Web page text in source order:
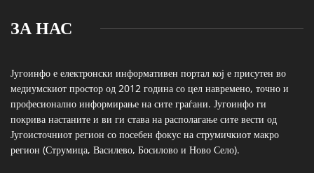
ЗА НАС
Југоинфо е електронски информативен портал кој е присутен во
медиумскиот простор од 2012 година со цел навремено, точно и
професионално информирање на сите граѓани. Југоинфо ги
покрива настаните и ви ги става на располагање сите вести од
Југоисточниот регион со посебен фокус на струмичкиот макро
регион (Струмица, Василево, Босилово и Ново Село).